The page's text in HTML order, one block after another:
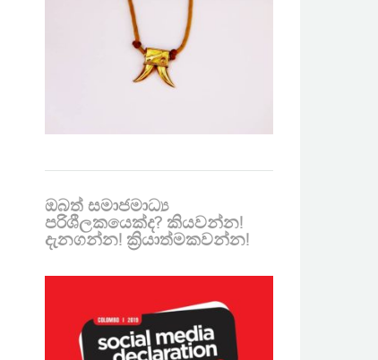
ඔබත් සමාජමාධ්‍ය
පරිශීලකයෙක්ද? කියවන්න!
දැනගන්න! ක්‍රියාත්මකවන්න!